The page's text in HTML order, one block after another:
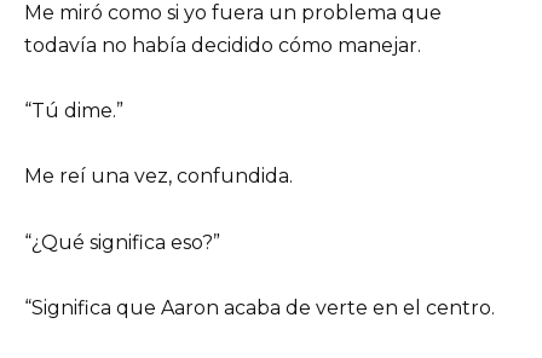
Me miró como si yo fuera un problema que
todavía no había decidido cómo manejar.
“Tú dime.”
Me reí una vez, confundida.
“¿Qué significa eso?”
“Significa que Aaron acaba de verte en el centro.